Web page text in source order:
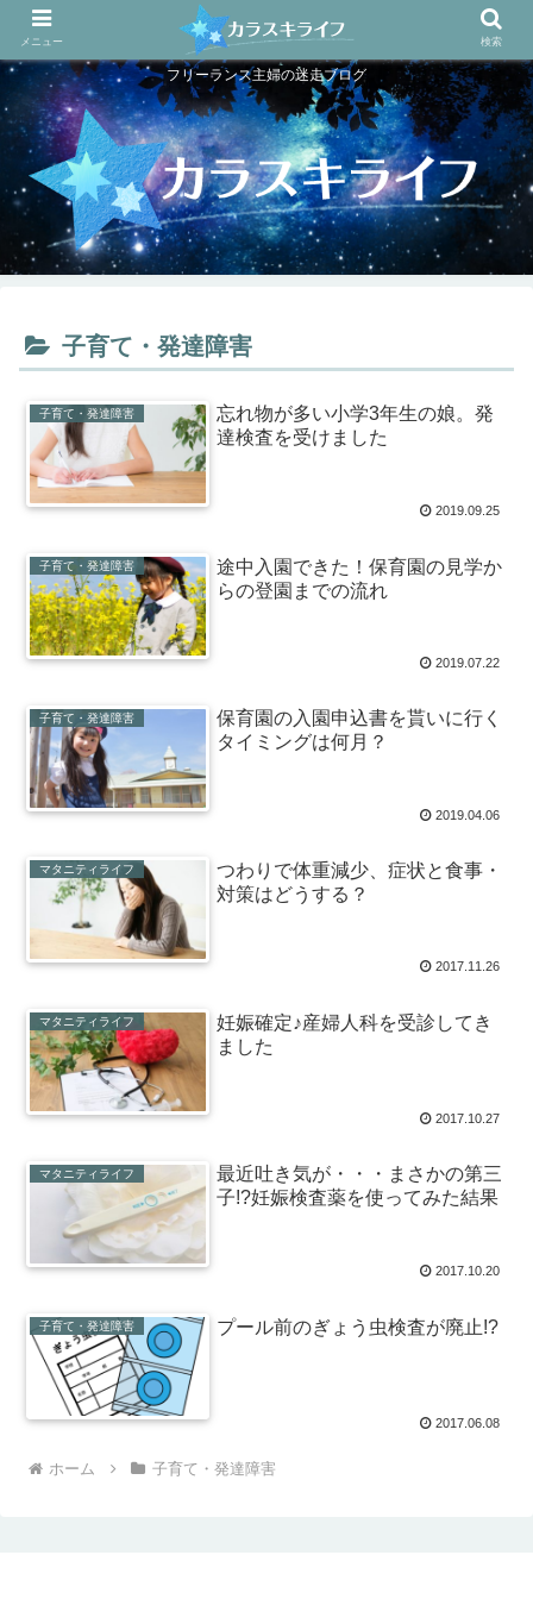
フリーランス主婦の迷走ブログ
子育て・発達障害
子育て・発達障害
忘れ物が多い小学3年生の娘。発
達検査を受けました
2019.09.25
子育て・発達障害
途中入園できた！保育園の見学か
らの登園までの流れ
2019.07.22
子育て・発達障害
保育園の入園申込書を貰いに行く
タイミングは何月？
2019.04.06
マタニティライフ
つわりで体重減少、症状と食事・
対策はどうする？
2017.11.26
マタニティライフ
妊娠確定♪産婦人科を受診してき
ました
2017.10.27
マタニティライフ
最近吐き気が・・・まさかの第三
子!?妊娠検査薬を使ってみた結果
2017.10.20
子育て・発達障害 プール前のぎょう虫検査が廃止!?
2017.06.08
ホーム 子育て・発達障害
メニュー 検索